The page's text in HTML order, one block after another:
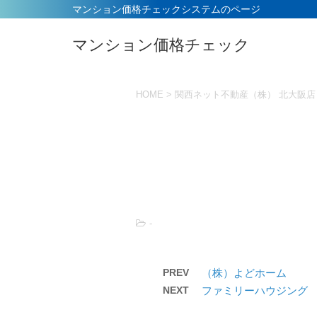
マンション価格チェックシステムのページ
マンション価格チェック
HOME > 関西ネット不動産（株） 北大阪店
-
PREV （株）よどホーム
NEXT ファミリーハウジング